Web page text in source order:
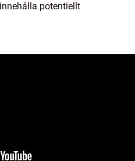
potentiellt